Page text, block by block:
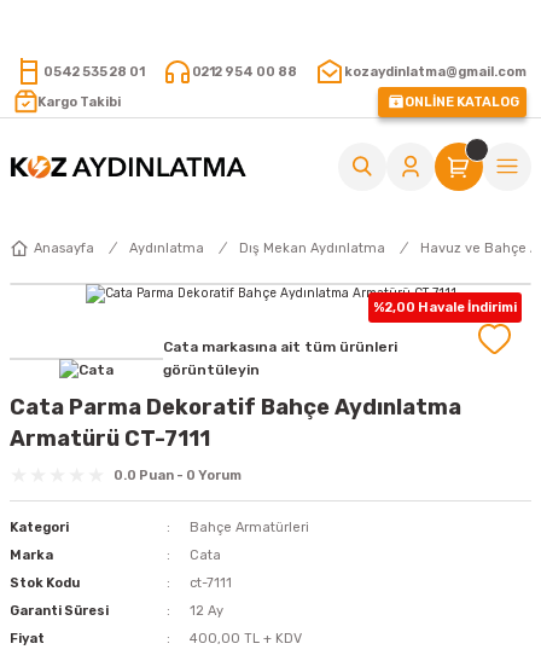
0542 535 28 01 0212 954 00 88
kozaydinlatma@gmail.com
Kargo Takibi
ONLİNE KATALOG
Anasayfa Aydınlatma Dış Mekan Aydınlatma Havuz ve Bahçe
%2,00 Havale İndirimi
Cata markasına ait tüm ürünleri
görüntüleyin
Cata Parma Dekoratif Bahçe Aydınlatma
Armatürü CT-7111
0.0 Puan - 0 Yorum
Kategori
Bahçe Armatürleri
Marka
Cata
Stok Kodu
ct-7111
Garanti Süresi
12 Ay
Fiyat
400,00 TL + KDV